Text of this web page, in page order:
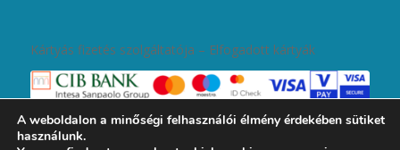
Kártyás fizetés szolgáltatója – Elfogadott kártyák
A weboldalon a minőségi felhasználói élmény érdekében sütiket
használunk.